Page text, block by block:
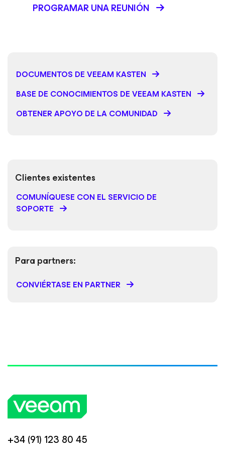
PROGRAMAR UNA REUNIÓN
DOCUMENTOS DE VEEAM KASTEN
BASE DE CONOCIMIENTOS DE VEEAM KASTEN
OBTENER APOYO DE LA COMUNIDAD
Clientes existentes
COMUNÍQUESE CON EL SERVICIO DE
SOPORTE
Para partners:
CONVIÉRTASE EN PARTNER
+34 (91) 123 80 45